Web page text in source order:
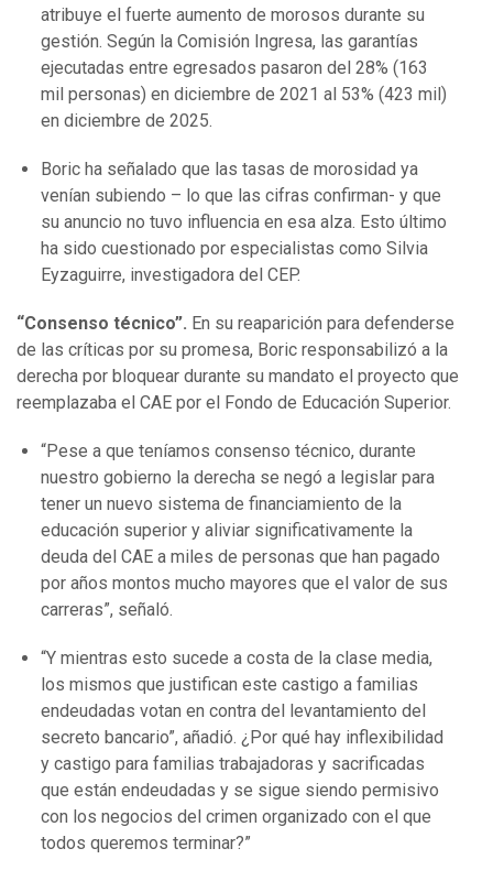
atribuye el fuerte aumento de morosos durante su
gestión. Según la Comisión Ingresa, las garantías
ejecutadas entre egresados pasaron del 28% (163
mil personas) en diciembre de 2021 al 53% (423 mil)
en diciembre de 2025.
Boric ha señalado que las tasas de morosidad ya
venían subiendo – lo que las cifras confirman- y que
su anuncio no tuvo influencia en esa alza. Esto último
ha sido cuestionado por especialistas como Silvia
Eyzaguirre, investigadora del CEP.
“Consenso técnico”. En su reaparición para defenderse
de las críticas por su promesa, Boric responsabilizó a la
derecha por bloquear durante su mandato el proyecto que
reemplazaba el CAE por el Fondo de Educación Superior.
“Pese a que teníamos consenso técnico, durante
nuestro gobierno la derecha se negó a legislar para
tener un nuevo sistema de financiamiento de la
educación superior y aliviar significativamente la
deuda del CAE a miles de personas que han pagado
por años montos mucho mayores que el valor de sus
carreras”, señaló.
“Y mientras esto sucede a costa de la clase media,
los mismos que justifican este castigo a familias
endeudadas votan en contra del levantamiento del
secreto bancario”, añadió. ¿Por qué hay inflexibilidad
y castigo para familias trabajadoras y sacrificadas
que están endeudadas y se sigue siendo permisivo
con los negocios del crimen organizado con el que
todos queremos terminar?”